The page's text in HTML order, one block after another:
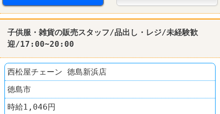
子供服・雑貨の販売スタッフ/品出し・レジ/未経験歓
迎/17:00~20:00
西松屋チェーン 徳島新浜店
徳島市
時給1,046円